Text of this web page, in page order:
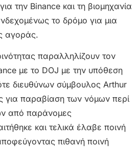
την Binance και τη βιομηχανία
το δρόμο για μια
αγοράς.
παραλληλίζουν τον
με το DOJ με την υπόθεση
διευθύνων σύμβουλος Arthur
για παραβίαση των νόμων περί
από παράνομες
και τελικά έλαβε ποινή
πιθανή ποινή